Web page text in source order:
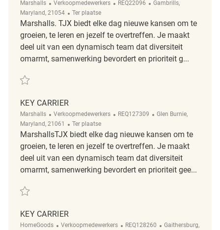
Marshalls Categorie
Verkoopmedewerkers ReqId
REQ22096 Plaats
Gambrills,
Maryland, 21054
Afgelegen
Ter plaatse
Marshalls. TJX biedt elke dag nieuwe kansen om te
groeien, te leren en jezelf te overtreffen. Je maakt
deel uit van een dynamisch team dat diversiteit
omarmt, samenwerking bevordert en prioriteit g...
Redden Key Carrier REQ22096
KEY CARRIER
Marshalls Categorie
Verkoopmedewerkers ReqId
REQ127309 Plaats
Glen Burnie,
Maryland, 21061
Afgelegen
Ter plaatse
MarshallsTJX biedt elke dag nieuwe kansen om te
groeien, te leren en jezelf te overtreffen. Je maakt
deel uit van een dynamisch team dat diversiteit
omarmt, samenwerking bevordert en prioriteit gee...
Redden Key Carrier REQ127309
KEY CARRIER
HomeGoods Categorie
Verkoopmedewerkers ReqId
REQ128260 Plaats
Gaithersburg,